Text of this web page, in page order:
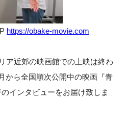
https://obake-movie.com
ア近郊の映画館での上映は終わ
から全国順次公開中の映画『青
インタビューをお届け致しま